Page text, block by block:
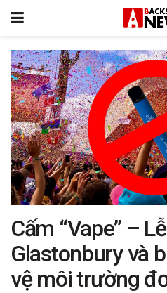
Cấm “Vape” –
Glastonbury và
vệ môi trường